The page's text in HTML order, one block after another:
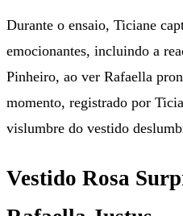
Durante o ensaio, Ticiane
emocionantes, incluindo a
Pinheiro, ao ver Rafaella
momento, registrado por
vislumbre do vestido
Vestido Rosa